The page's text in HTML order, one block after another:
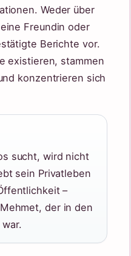
Weder über
Freundin oder
Berichte vor.
existieren, stammen
konzentrieren sich
sucht, wird nicht
sein Privatleben
–
der in den